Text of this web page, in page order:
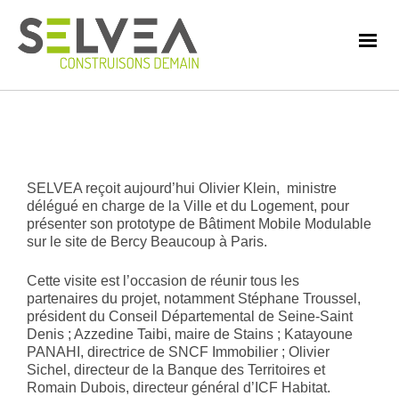
SELVEA reçoit aujourd’hui Olivier Klein, ministre
délégué en charge de la Ville et du Logement, pour
présenter son prototype de Bâtiment Mobile Modulable
sur le site de Bercy Beaucoup à Paris.
Cette visite est l’occasion de réunir tous les
partenaires du projet, notamment Stéphane Troussel,
président du Conseil Départemental de Seine-Saint
Denis ; Azzedine Taibi, maire de Stains ; Katayoune
PANAHI, directrice de SNCF Immobilier ; Olivier
Sichel, directeur de la Banque des Territoires et
Romain Dubois, directeur général d’ICF Habitat.